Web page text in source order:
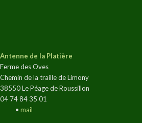
Antenne de la Platière
Ferme des Oves
Chemin de la traille de Limony
38550 Le Péage de Roussillon
04 74 84 35 01
• mail